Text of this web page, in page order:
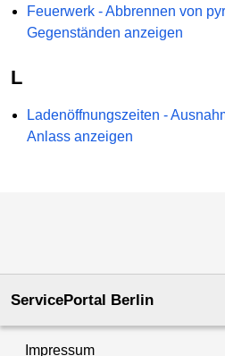
Feuerwerk - Abbrennen von
Gegenständen anzeigen
L
Ladenöffnungszeiten -
Anlass anzeigen
ServicePortal Berlin
Impressum